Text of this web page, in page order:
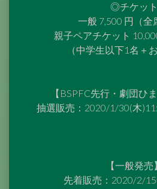
◎チケット
一般 7,500 円（全
親子ペアチケット
（中学生以下1名＋
【BSPFC先行・劇団ひ
抽選販売：2020/1/30(木
【一般発売】
先着販売：2020/2/